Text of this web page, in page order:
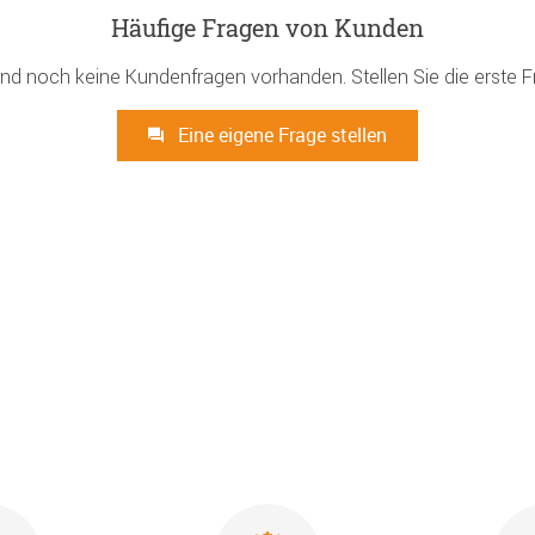
Häufige Fragen von Kunden
noch keine Kundenfragen vorhanden. Stellen Sie die erste
Eine eigene Frage stellen